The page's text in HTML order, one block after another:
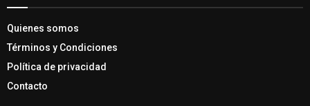
Quienes somos
Términos y Condiciones
Política de privacidad
Contacto